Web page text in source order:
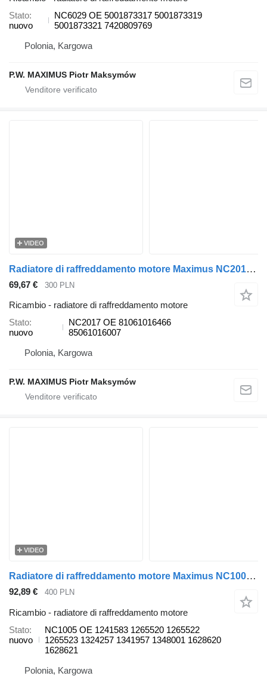
Stato
nuovo
NC6029 OE 5001873317 5001873319
5001873321 7420809769
Polonia, Kargowa
P.W. MAXIMUS Piotr Maksymów
VIDEO
Radiatore di raffreddamento motore Maximus NC2017 per camion MAN L2000
69,67 € 300 PLN
Ricambio - radiatore di raffreddamento motore
Stato
nuovo
NC2017 OE 81061016466
85061016007
Polonia, Kargowa
P.W. MAXIMUS Piotr Maksymów
VIDEO
Radiatore di raffreddamento motore Maximus NC1005 per camion DAF CF
92,89 € 400 PLN
Ricambio - radiatore di raffreddamento motore
Stato
nuovo
NC1005 OE 1241583 1265520 1265522
1265523 1324257 1341957 1348001 1628620
1628621
Polonia, Kargowa